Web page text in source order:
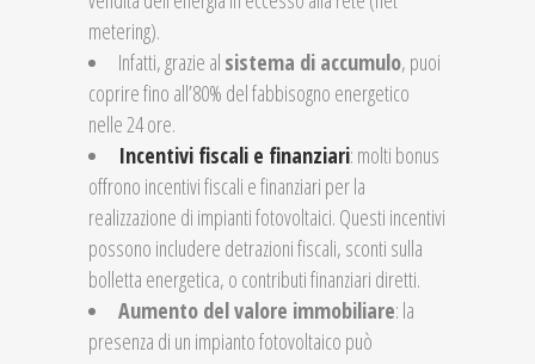
metering).
Infatti, grazie al sistema di accumulo, puoi
coprire fino all’80% del fabbisogno energetico
nelle 24 ore.
Incentivi fiscali e finanziari: molti bonus
offrono incentivi fiscali e finanziari per la
realizzazione di impianti fotovoltaici. Questi incentivi
possono includere detrazioni fiscali, sconti sulla
bolletta energetica, o contributi finanziari diretti.
Aumento del valore immobiliare: la
presenza di un impianto fotovoltaico può